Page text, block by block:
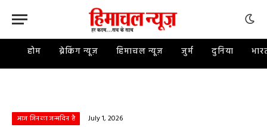
होम ब्रेकिंग न्यूज़ हिमाचल न्यूज़ जुर्म दुनिया
आज जिनका जन्मदिन है July 1, 2026